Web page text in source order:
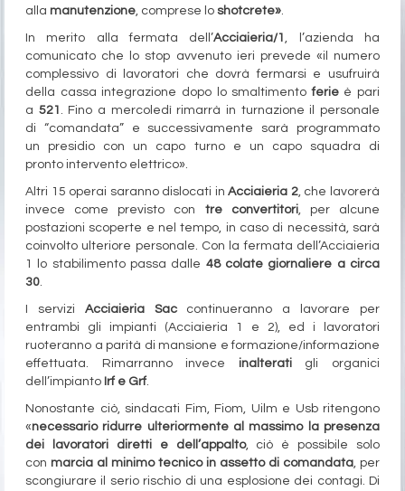
alla manutenzione , comprese lo shotcrete»
In merito alla fermata dell’Acciaieria/1
, l’azienda ha
comunicato che lo stop avvenuto ieri prevede «il numero
complessivo di lavoratori che dovrà fermarsi e usufruirà
della cassa integrazione dopo lo smaltimentoferieè pari
a 521
. Fino a mercoledì rimarrà in turnazione il personale
di “comandata” e successivamente sarà programmato
un presidio con un capo turno e un capo squadra di
pronto intervento elettrico».
Altri 15 operai saranno dislocati inAcciaieria 2, che lavorerà
invece come previsto con tre convertitori, per alcune
postazioni scoperte e nel tempo, in caso di necessità, sarà
coinvolto ulteriore personale. Con la fermata dell’Acciaieria
1 lo stabilimento passa dalle 48 colate giornaliere a circa
30
I servizi Acciaieria Saccontinueranno a lavorare per
entrambi gli impianti (Acciaieria 1 e 2), ed i lavoratori
ruoteranno a parità di mansione e formazione/informazione
effettuata. Rimarranno invece inalteratigli organici
dell’impianto Irf e Grf
Nonostante ciò, sindacati Fim, Fiom, Uilm e Usb ritengono
«necessario ridurre ulteriormente al massimo la presenza
dei lavoratori diretti e dell’appalto, ciò è possibile solo
con marcia al minimo tecnico in assetto di comandata , per
scongiurare il serio rischio di una esplosione dei contagi. Di